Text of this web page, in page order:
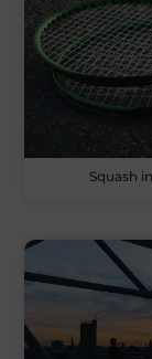
Squash